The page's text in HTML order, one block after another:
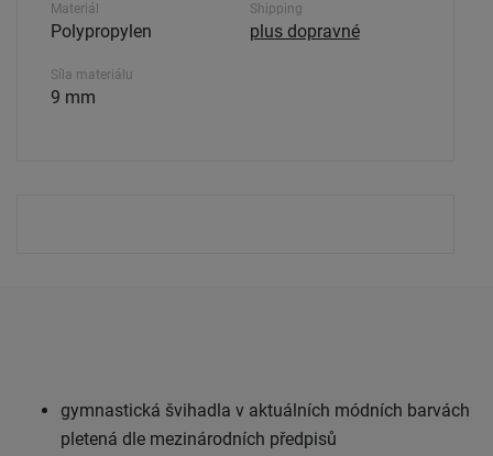
Materiál
Polypropylen
Síla materiálu
9 mm
Shipping
plus dopravné
gymnastická švihadla v aktuálních módních barvách
pletená dle mezinárodních předpisů